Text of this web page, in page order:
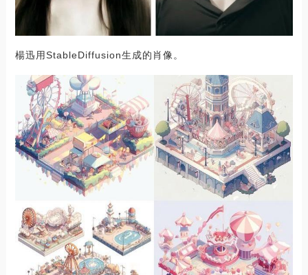
楊迅用StableDiffusion生成的肖像。